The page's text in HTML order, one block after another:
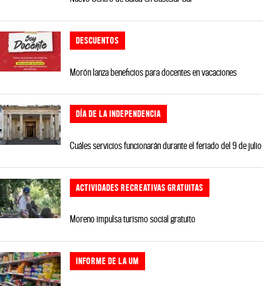
DESCUENTOS
Morón lanza beneficios para docentes en vacaciones
DÍA DE LA INDEPENDENCIA
Cuáles servicios funcionarán durante el feriado del 9 de julio
ACTIVIDADES RECREATIVAS GRATUITAS
Moreno impulsa turismo social gratuito
INFORME DE LA UM